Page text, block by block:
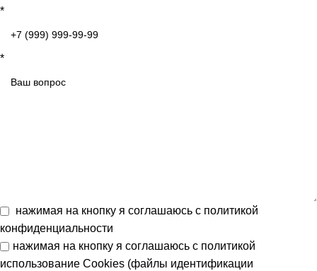
*
*
нажимая на кнопку я соглашаюсь с политикой
конфиденциальности
нажимая на кнопку я соглашаюсь с политикой
использование Cookies (файлы идентификации